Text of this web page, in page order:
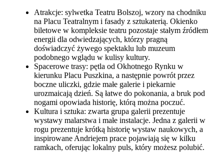
Atrakcje: sylwetka Teatru Bolszoj, wzory na chodniku
na Placu Teatralnym i fasady z sztukaterią. Okienko
biletowe w kompleksie teatru pozostaje stałym źródłem
energii dla odwiedzających, którzy pragną
doświadczyć żywego spektaklu lub muzeum
podobnego wglądu w kulisy kultury.
Spacerowe trasy: pętla od Okhotnego Rynku w
kierunku Placu Puszkina, a następnie powrót przez
boczne uliczki, gdzie małe galerie i piekarnie
urozmaicają dzień. Są łatwe do pokonania, a bruk pod
nogami opowiada historię, którą można poczuć.
Kultura i sztuka: zwarta grupa galerii prezentuje
wystawy malarstwa i małe instalacje. Jedna z galerii w
rogu prezentuje krótką historię wystaw naukowych, a
inspirowane Andriejem prace pojawiają się w kilku
ramkach, oferując lokalny puls, który możesz polubić.